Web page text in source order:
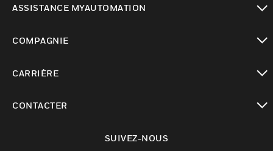
ASSISTANCE MYAUTOMATION
COMPAGNIE
CARRIÈRE
CONTACTER
SUIVEZ-NOUS